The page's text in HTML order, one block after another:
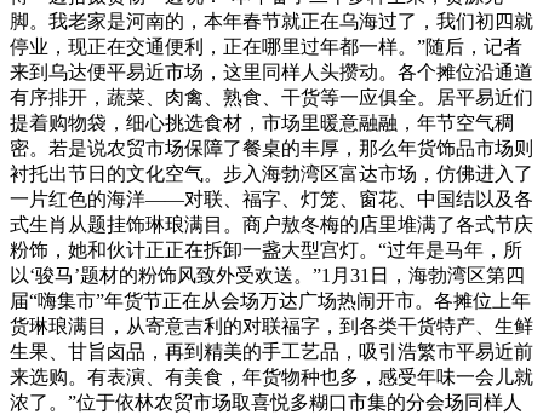
脚。我老家是河南的，本年春节就正在乌海过了，我们初四就
停业，现正在交通便利，正在哪里过年都一样。”随后，记者
来到乌达便平易近市场，这里同样人头攒动。各个摊位沿通道
有序排开，蔬菜、肉禽、熟食、干货等一应俱全。居平易近们
提着购物袋，细心挑选食材，市场里暖意融融，年节空气稠
密。若是说农贸市场保障了餐桌的丰厚，那么年货饰品市场则
衬托出节日的文化空气。步入海勃湾区富达市场，仿佛进入了
一片红色的海洋——对联、福字、灯笼、窗花、中国结以及各
式生肖从题挂饰琳琅满目。商户敖冬梅的店里堆满了各式节庆
粉饰，她和伙计正正在拆卸一盏大型宫灯。“过年是马年，所
以‘骏马’题材的粉饰风致外受欢送。”1月31日，海勃湾区第四
届“嗨集市”年货节正在从会场万达广场热闹开市。各摊位上年
货琳琅满目，从寄意吉利的对联福字，到各类干货特产、生鲜
生果、甘旨卤品，再到精美的手工艺品，吸引浩繁市平易近前
来选购。有表演、有美食，年货物种也多，感受年味一会儿就
浓了。”位于依林农贸市场取喜悦多糊口市集的分会场同样人